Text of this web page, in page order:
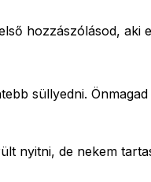
hozzászólásod, aki
süllyedni.
nyitni, de nekem